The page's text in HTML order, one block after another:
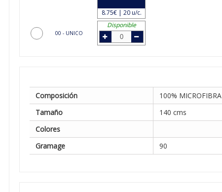
00 - UNICO
8.75€ | 20 u/c.
Disponible
Composición
100% MICROFIBRA
Tamaño
140 cms
Colores
Gramage
90